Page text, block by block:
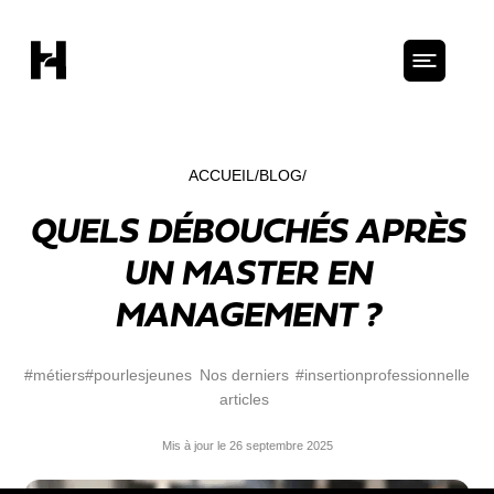
ACCUEIL BLOG
QUELS DÉBOUCHÉS APRÈS
UN MASTER EN
MANAGEMENT ?
#métiers#pourlesjeunes Nos derniers
articles
#insertionprofessionnelle
Mis à jour le 26 septembre 2025